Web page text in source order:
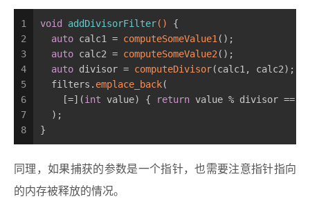
1
2
3
4
5
6
7
8
void addDivisorFilter()
{
auto calc1 = computeSomeValue1 ();
auto calc2 = computeSomeValue2 ();
auto divisor = computeDivisor(calc1, calc2);
  filters.
emplace_back
    [=](
int value) { return value % divisor ==
}
同理，如果捕获的参数是一个指针，也需要注意指针指向
的内存被释放的情况。